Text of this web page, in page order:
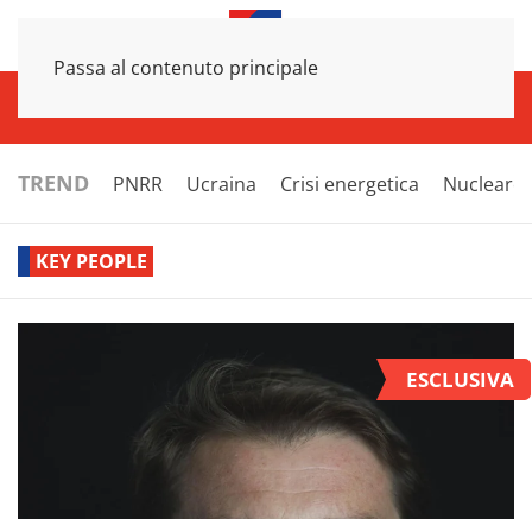
Passa al contenuto principale
TREND PNRR Ucraina Crisi energetica Nucleare
KEY PEOPLE